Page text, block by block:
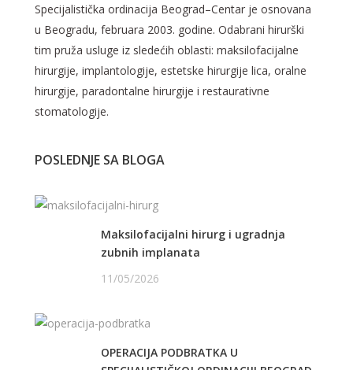
Specijalistička ordinacija Beograd–Centar je osnovana
u Beogradu, februara 2003. godine. Odabrani hirurški
tim pruža usluge iz sledećih oblasti: maksilofacijalne
hirurgije, implantologije, estetske hirurgije lica, oralne
hirurgije, paradontalne hirurgije i restaurativne
stomatologije.
POSLEDNJE SA BLOGA
Maksilofacijalni hirurg i ugradnja
zubnih implanata
11/05/2026
OPERACIJA PODBRATKA U